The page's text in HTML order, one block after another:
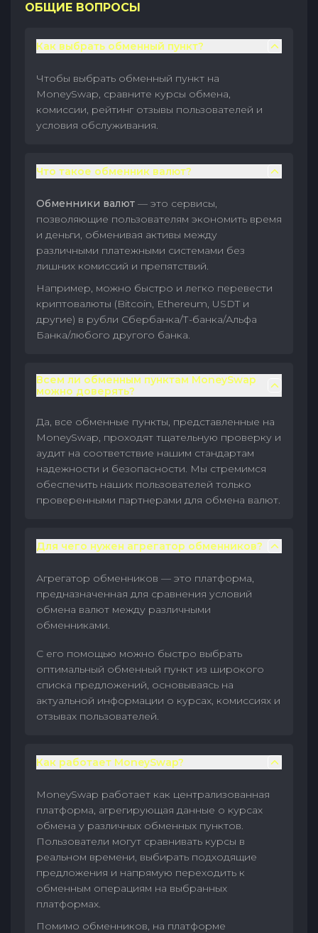
ОБЩИЕ ВОПРОСЫ
Как выбрать обменный пункт?
Чтобы выбрать обменный пункт на
MoneySwap, сравните курсы обмена,
комиссии, рейтинг отзывы пользователей и
условия обслуживания.
Что такое обменник валют?
Обменники валют — это сервисы,
позволяющие пользователям экономить время
и деньги, обменивая активы между
различными платежными системами без
лишних комиссий и препятствий.
Например, можно быстро и легко перевести
криптовалюты (Bitcoin, Ethereum, USDT и
другие) в рубли Сбербанка/Т-банка/Альфа
Банка/любого другого банка.
Всем ли обменным пунктам MoneySwap
можно доверять?
Да, все обменные пункты, представленные на
MoneySwap, проходят тщательную проверку и
аудит на соответствие нашим стандартам
надежности и безопасности. Мы стремимся
обеспечить наших пользователей только
проверенными партнерами для обмена валют.
Для чего нужен агрегатор обменников?
Агрегатор обменников — это платформа,
предназначенная для сравнения условий
обмена валют между различными
обменниками.
С его помощью можно быстро выбрать
оптимальный обменный пункт из широкого
списка предложений, основываясь на
актуальной информации о курсах, комиссиях и
отзывах пользователей.
Как работает MoneySwap?
MoneySwap работает как централизованная
платформа, агрегирующая данные о курсах
обмена у различных обменных пунктов.
Пользователи могут сравнивать курсы в
реальном времени, выбирать подходящие
предложения и напрямую переходить к
обменным операциям на выбранных
платформах.
Помимо обменников, на платформе